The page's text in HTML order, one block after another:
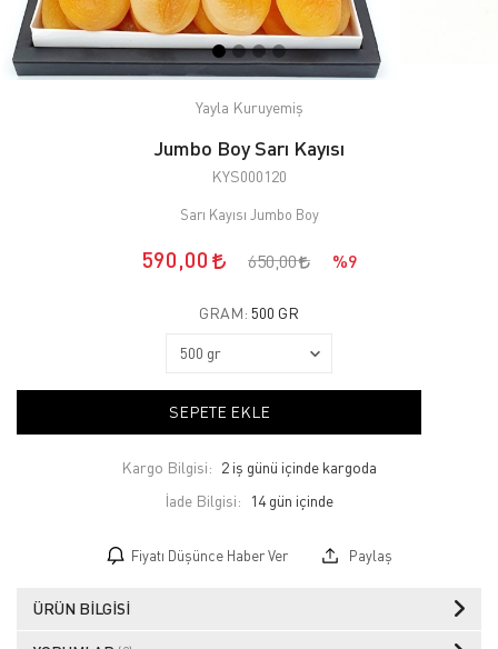
Yayla Kuruyemiş
Jumbo Boy Sarı Kayısı
KYS000120
Sarı Kayısı Jumbo Boy
590,00 650,00 %9
GRAM: 500 GR
SEPETE EKLE
Kargo Bilgisi: 2 iş günü içinde kargoda
İade Bilgisi:
Fiyatı Düşünce Haber Ver Paylaş
ÜRÜN BILGISI